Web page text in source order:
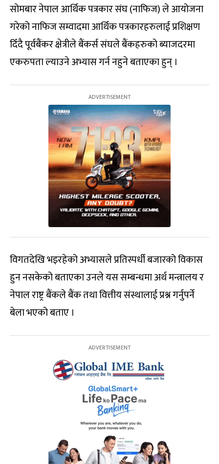
सोमबार नेपाल आर्थिक पत्रकार संघ (नाफिज) ले आयोजना
गरेको नाफिज सम्वादमा आर्थिक पत्रकारहरुलाई प्रशिक्षण
दिँदै पूर्वबैंकर क्षेत्रीले बैंकर्स संघले बैंकहरुको ब्याजदरमा
एकरुपता ल्याउने अभ्यास गर्न नहुने बताएका हुन् ।
विगतदेखि भइरहेको अभ्यासले प्रतिस्पर्धी बजारको विकास
हुन नसकेको बताएका उनले यस सम्बन्धमा अर्थ मन्त्रालय र
नेपाल राष्ट्र बैंकले बैंक तथा वित्तीय संस्थालाई प्रश्न गर्नुपर्ने
बेला भएको बताए ।